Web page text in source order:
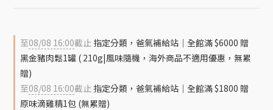
至08/08 16:00截止 指定分類，爸氣補給站｜全館滿 $6000 贈
黑金豬肉鬆1罐 ( 210g|風味隨機，海外商品不適用優惠，無累
贈)
至08/08 16:00截止 指定分類，爸氣補給站｜全館滿 $1800 贈
原味滴雞精1包 (無累贈)